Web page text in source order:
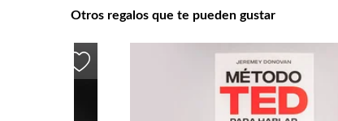
Otros regalos que te pueden gustar